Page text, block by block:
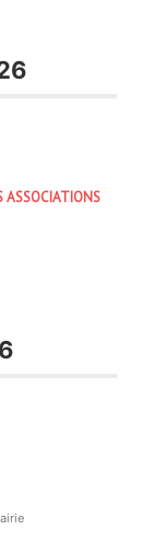
ASSOCIATIONS